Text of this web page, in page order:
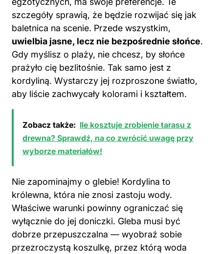
szczegóły sprawią, że będzie rozwijać się jak
baletnica na scenie. Przede wszystkim,
uwielbia jasne, lecz nie bezpośrednie słońce.
Gdy myślisz o plaży, nie chcesz, by słońce
prażyło cię bezlitośnie. Tak samo jest z
kordyliną. Wystarczy jej rozproszone światło,
aby liście zachwycały kolorami i kształtem.
Zobacz także: Ile kosztuje zrobienie tarasu z
drewna? Sprawdź, na co zwrócić uwagę przy
wyborze materiałów!
Nie zapominajmy o glebie! Kordylina to
królewna, która nie znosi zastoju wody.
Właściwe warunki powinny ograniczać się
wyłącznie do jej doniczki. Gleba musi być
dobrze przepuszczalna — wyobraź sobie
przezroczystą koszulkę, przez którą woda